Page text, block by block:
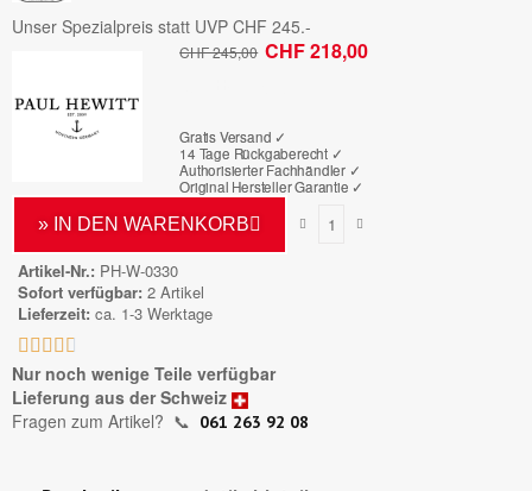
Unser Spezialpreis statt UVP CHF 245.-
CHF 245,00 CHF 218,00
Gratis Versand ✓
14 Tage Rückgaberecht ✓
Authorisierter Fachhändler ✓
Original Hersteller Garantie ✓
» IN DEN WARENKORB
Artikel-Nr. PH-W-0330
Sofort verfügbar 2 Artikel
Lieferzeit ca. 1-3 Werktage
    
Nur noch wenige Teile verfügbar
Lieferung aus der Schweiz
Fragen zum Artikel? 📞 061 263 92 08